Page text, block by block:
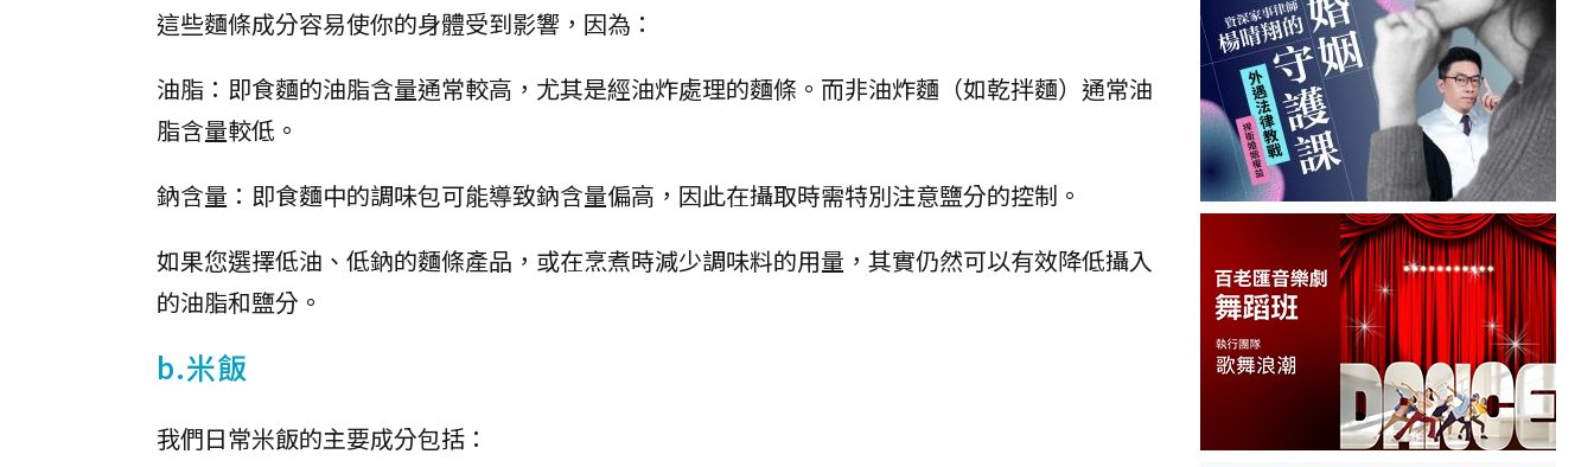
這些麵條成分容易使你的身體受到影響，因為：
油脂：即食麵的油脂含量通常較高，尤其是經油炸處理的麵條。而非油炸麵（如乾拌麵）通常油
脂含量較低。
鈉含量：即食麵中的調味包可能導致鈉含量偏高，因此在攝取時需特別注意鹽分的控制。
如果您選擇低油、低鈉的麵條產品，或在烹煮時減少調味料的用量，其實仍然可以有效降低攝入
的油脂和鹽分。
b.米飯
我們日常米飯的主要成分包括：